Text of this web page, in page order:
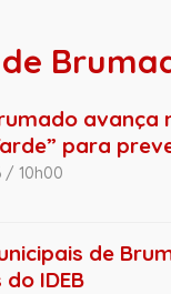
para
/ 10h00
de
IDEB